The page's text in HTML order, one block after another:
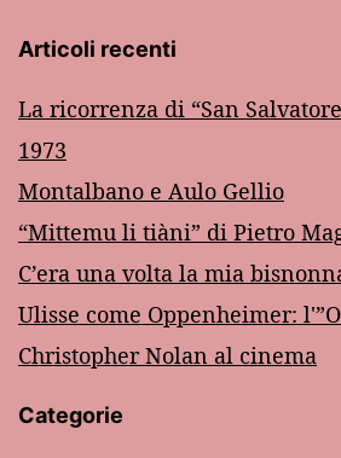
Articoli recenti
La ricorrenza di “San
1973
Montalbano e Aulo Gellio
“Mittemu li tiàni” di Pietro
C’era una volta la mia
Ulisse come Oppenheimer:
Christopher Nolan al cinema
Categorie